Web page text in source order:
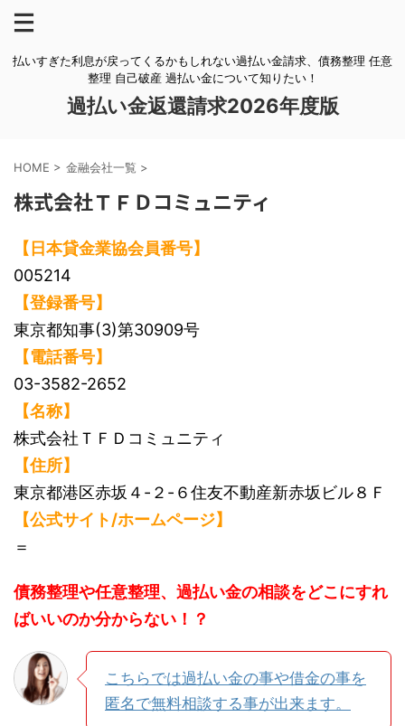
払いすぎた利息が戻ってくるかもしれない過払い金請求、債務整理 任意
整理 自己破産 過払い金について知りたい！
過払い金返還請求2026年度版
HOME > 金融会社一覧 >
株式会社ＴＦＤコミュニティ
【日本貸金業協会員番号】
005214
【登録番号】
東京都知事(3)第30909号
【電話番号】
03-3582-2652
【名称】
株式会社ＴＦＤコミュニティ
【住所】
東京都港区赤坂４-２-６住友不動産新赤坂ビル８Ｆ
【公式サイト/ホームページ】
＝
債務整理や任意整理、過払い金の相談をどこにすれ
ばいいのか分からない！？
こちらでは過払い金の事や借金の事を
匿名で無料相談する事が出来ます。